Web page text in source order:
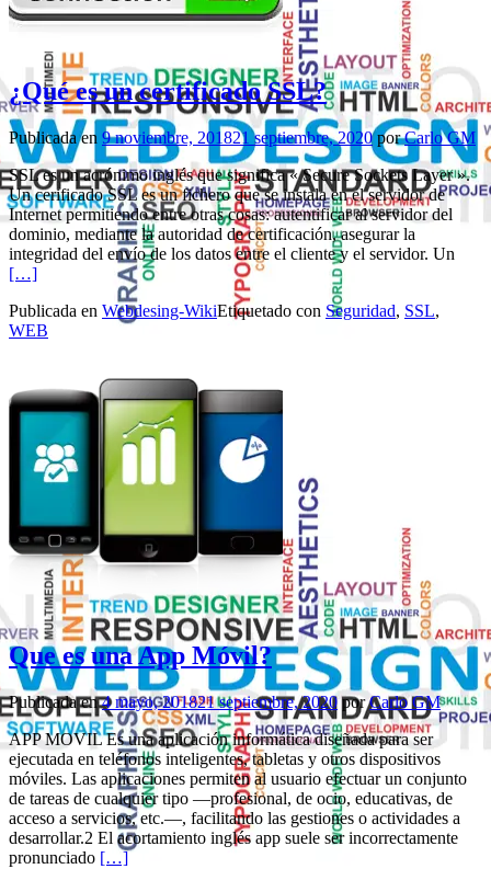
¿Qué es un certificado SSL?
Publicada en 9 noviembre, 201821 septiembre, 2020porCarlo GM
SSL es un acrónimo inglés que significa « Secure Sockets Layer ».
Un cerificado SSL es un fichero que se instala en el servidor de
Internet permitiendo entre otras cosas: autentificar al servidor del
dominio, mediante la autoridad de certificación, asegurar la
integridad del envío de los datos entre el cliente y el servidor. Un
[…]
Publicada en Webdesing-WikiEtiquetado con Seguridad, SSL,
WEB
Que es una App Móvil?
Publicada en4 mayo, 201821 septiembre, 2020porCarlo GM
APP MOVIL Es una aplicación informática diseñada para ser
ejecutada en teléfonos inteligentes, tabletas y otros dispositivos
móviles. Las aplicaciones permiten al usuario efectuar un conjunto
de tareas de cualquier tipo —profesional, de ocio, educativas, de
acceso a servicios, etc.—, facilitando las gestiones o actividades a
desarrollar.2​ El acortamiento inglés app suele ser incorrectamente
pronunciado Leer másQue es una App Móvil?
[…]